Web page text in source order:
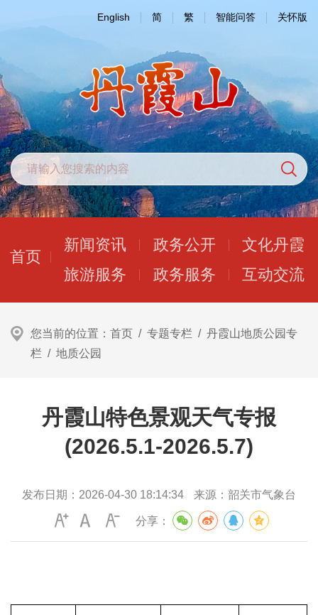
English 简 繁 智能问答 关怀版
首页
新闻资讯 政务公开
文化丹霞
旅游服务
政务服务 互动交流
您当前的位置： 首页 / 专题专栏 / 丹霞山地质公园专
栏 / 地质公园
丹霞山特色景观天气专报
(2026.5.1-2026.5.7)
发布日期： 2026-04-30 18:14:34 来源： 韶关市气象台
分享：